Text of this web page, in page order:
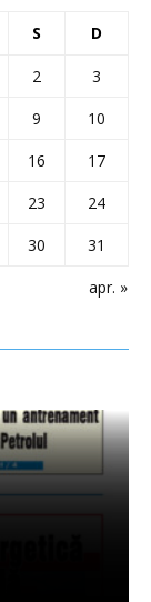
S D
apr. »
2
3
9
10
16
17
23
24
30 31